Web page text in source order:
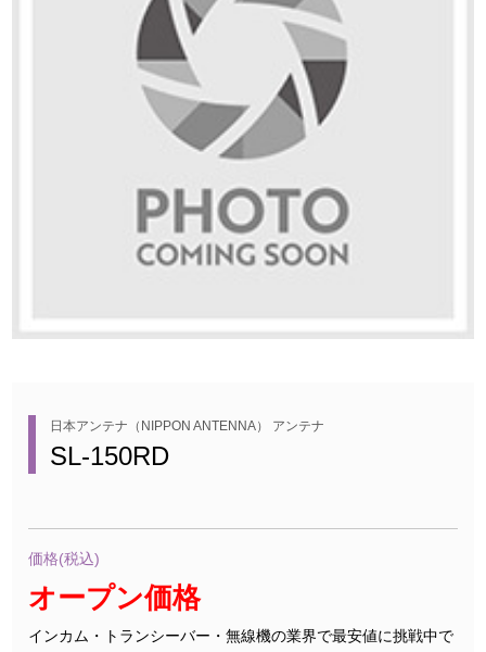
日本アンテナ（NIPPON ANTENNA） アンテナ
SL-150RD
価格(税込)
オープン価格
インカム・トランシーバー・無線機の業界で最安値に挑戦中で